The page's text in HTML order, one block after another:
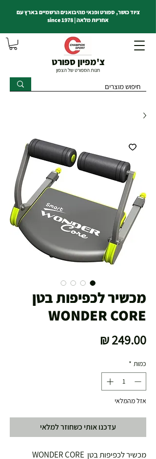
צ'מפיון ספורט
חנות הספורט של הצפון
ציוד כושר, ספורט ופנאי מהיבואנים הרשמיים בארץ עם
אחריות מלאה | since 1978
מכשיר לכפיפות בטן
WONDER CORE
כמות *
אזל מהמלאי
עדכנו אותי כשחוזר למלאי
מכשיר לכפיפות בטן  WONDER CORE